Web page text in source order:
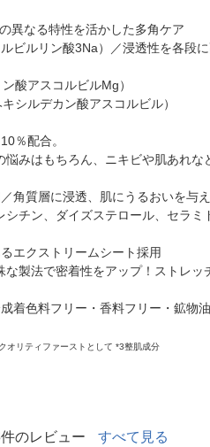
異なる特性を活かした多角ケア
ビルリン酸3Na）／浸透性を各段
酸アスコルビルMg）
シルデカン酸アスコルビル）
％配合。
みはもちろん、ニキビや肌あれ
角質層に浸透、肌にうるおいを与え
チン、ダイズステロール、セラミ
エクストリームシート採用
製法で密着性をアップ！ストレッ
着色料フリー・香料フリー・鉱物
オリティファーストとして *3整肌成分
のレビュー すべて見る